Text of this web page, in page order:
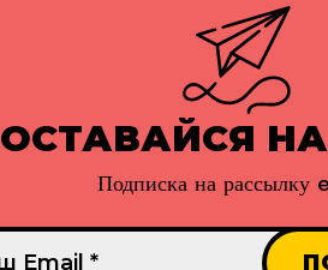
ОСТАВАЙСЯ
Подписка на рассылку